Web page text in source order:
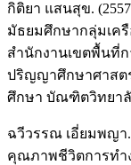
กิติยา แสนสุข.
มัธยมศึกษากลุ่มเค
สำนักงานเขตพื้นที่
ปริญญาศึกษาศาสต
ศึกษา บัณฑิตวิทยา
ฉวีวรรณ เอี่ยมพญา.
คุณภาพชีวิตการทำ